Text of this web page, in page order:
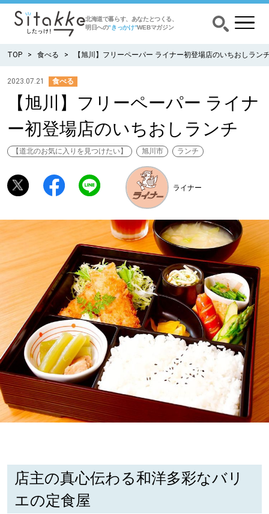
北海道で暮らす、あなたとつくる、
明日への”きっかけ”WEBマガジン
CATEGORY カテゴリー
食べる
みがく
育む
深める
ゆるむ
SitakkeTV
LOCAL ローカルエリア
札幌
道北
TOP 食べる 【旭川】フリーペーパー ライナー初登場店のいちおしラン
2023.07.21 食べる
【旭川】フリーペーパー ライナ
ー初登場店のいちおしランチ
【道北のお気に入りを見つけたい】 旭川市 ランチ
ライナー
店主の真心伝わる和洋多彩なバリ
エの定食屋